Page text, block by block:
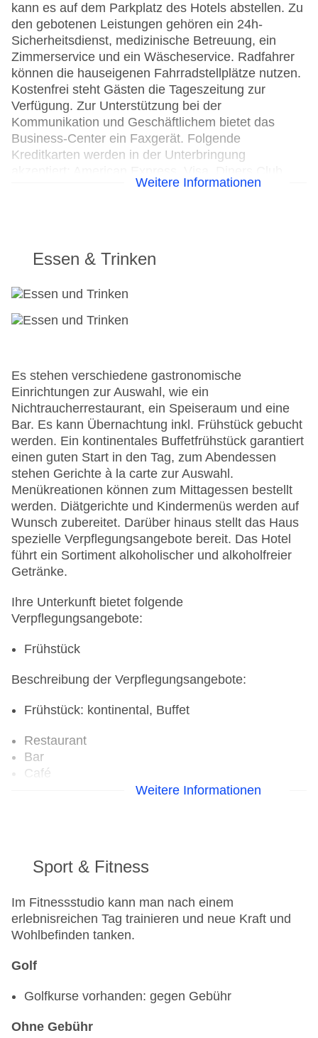
kann es auf dem Parkplatz des Hotels abstellen. Zu
den gebotenen Leistungen gehören ein 24h-
Sicherheitsdienst, medizinische Betreuung, ein
Zimmerservice und ein Wäscheservice. Radfahrer
können die hauseigenen Fahrradstellplätze nutzen.
Kostenfrei steht Gästen die Tageszeitung zur
Verfügung. Zur Unterstützung bei der
Kommunikation und Geschäftlichem bietet das
Business-Center ein Faxgerät. Folgende
Kreditkarten werden in der Unterbringung
Rezeption, Hotelsafe: ohne Gebühr
Lift
Pool: Outdoor
Pool: Indoor
American Express, Diners, EC Karte/Maestro
Parkmöglichkeiten: Parkplatz (nach
Verfügbarkeit), unbewacht: gegen Gebühr
Tagungseinrichtungen: Konferenzräume: 1
Etagen: 9, Zimmer: 360
Landeskategorie: 4 Sterne
Weitere Informationen
Essen & Trinken
Es stehen verschiedene gastronomische
Einrichtungen zur Auswahl, wie ein
Nichtraucherrestaurant, ein Speiseraum und eine
Bar. Es kann Übernachtung inkl. Frühstück gebucht
werden. Ein kontinentales Buffetfrühstück garantiert
einen guten Start in den Tag, zum Abendessen
stehen Gerichte à la carte zur Auswahl.
Menükreationen können zum Mittagessen bestellt
werden. Diätgerichte und Kindermenüs werden auf
Wunsch zubereitet. Darüber hinaus stellt das Haus
spezielle Verpflegungsangebote bereit. Das Hotel
führt ein Sortiment alkoholischer und alkoholfreier
Getränke.
Ihre Unterkunft bietet folgende
Verpflegungsangebote:
Frühstück
Beschreibung der Verpflegungsangebote:
Frühstück: kontinental, Buffet
Restaurant
Bar
Café
Weitere Informationen
Sport & Fitness
Im Fitnessstudio kann man nach einem
erlebnisreichen Tag trainieren und neue Kraft und
Wohlbefinden tanken.
Golf
Golfkurse vorhanden: gegen Gebühr
Ohne Gebühr